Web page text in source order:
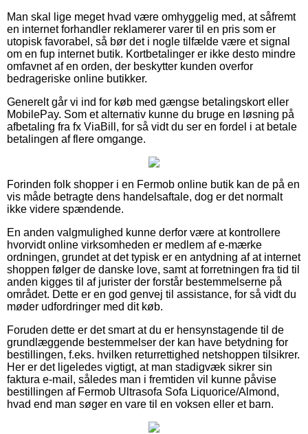
Man skal lige meget hvad være omhyggelig med, at såfremt
en internet forhandler reklamerer varer til en pris som er
utopisk favorabel, så bør det i nogle tilfælde være et signal
om en fup internet butik. Kortbetalinger er ikke desto mindre
omfavnet af en orden, der beskytter kunden overfor
bedrageriske online butikker.
Generelt går vi ind for køb med gængse betalingskort eller
MobilePay. Som et alternativ kunne du bruge en løsning på
afbetaling fra fx ViaBill, for så vidt du ser en fordel i at betale
betalingen af flere omgange.
Forinden folk shopper i en Fermob online butik kan de på en
vis måde betragte dens handelsaftale, dog er det normalt
ikke videre spændende.
En anden valgmulighed kunne derfor være at kontrollere
hvorvidt online virksomheden er medlem af e-mærke
ordningen, grundet at det typisk er en antydning af at internet
shoppen følger de danske love, samt at forretningen fra tid til
anden kigges til af jurister der forstår bestemmelserne på
området. Dette er en god genvej til assistance, for så vidt du
møder udfordringer med dit køb.
Foruden dette er det smart at du er hensynstagende til de
grundlæggende bestemmelser der kan have betydning for
bestillingen, f.eks. hvilken returrettighed netshoppen tilsikrer.
Her er det ligeledes vigtigt, at man stadigvæk sikrer sin
faktura e-mail, således man i fremtiden vil kunne påvise
bestillingen af Fermob Ultrasofa Sofa Liquorice/Almond,
hvad end man søger en vare til en voksen eller et barn.